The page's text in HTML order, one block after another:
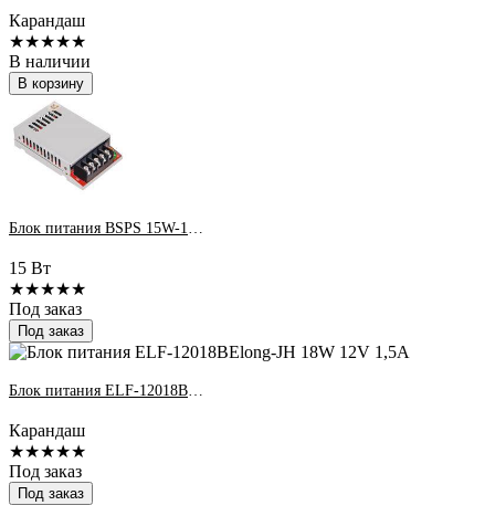
Карандаш
★★★★★
В наличии
В корзину
15 Вт
★★★★★
Под заказ
Под заказ
Блок питания ELF-12018BElong-JH 18W 12V 1,5A
Карандаш
★★★★★
Под заказ
Под заказ